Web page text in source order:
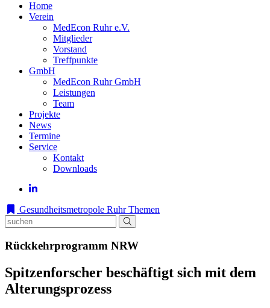
Home
Verein
MedEcon Ruhr e.V.
Mitglieder
Vorstand
Treffpunkte
GmbH
MedEcon Ruhr GmbH
Leistungen
Team
Projekte
News
Termine
Service
Kontakt
Downloads
Gesundheitsmetropole Ruhr Themen
Rückkehrprogramm NRW
Spitzenforscher beschäftigt sich mit dem
Alterungsprozess